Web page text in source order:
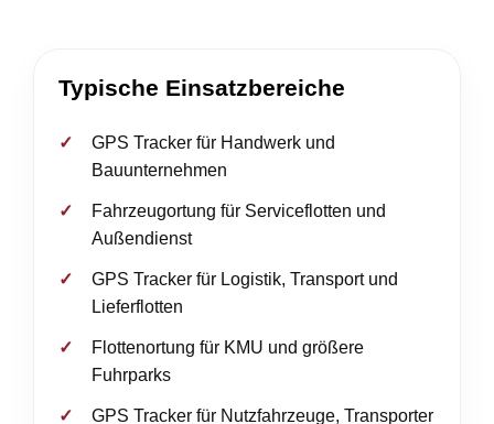
Typische Einsatzbereiche
GPS Tracker für Handwerk und
Bauunternehmen
Fahrzeugortung für Serviceflotten und
Außendienst
GPS Tracker für Logistik, Transport und
Lieferflotten
Flottenortung für KMU und größere
Fuhrparks
GPS Tracker für Nutzfahrzeuge, Transporter